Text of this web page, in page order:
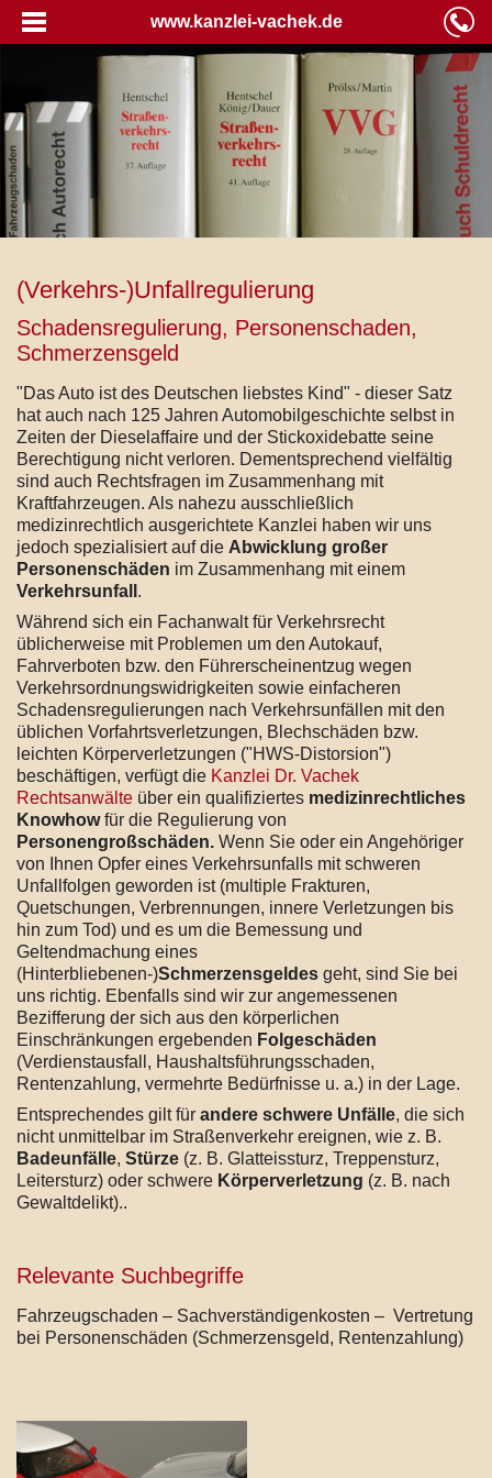
www.kanzlei-vachek.de
(Verkehrs-)Unfallregulierung
Schadensregulierung, Personenschaden,
Schmerzensgeld
"Das Auto ist des Deutschen liebstes Kind" - dieser Satz
hat auch nach 125 Jahren Automobilgeschichte selbst in
Zeiten der Dieselaffaire und der Stickoxidebatte seine
Berechtigung nicht verloren. Dementsprechend vielfältig
sind auch Rechtsfragen im Zusammenhang mit
Kraftfahrzeugen. Als nahezu ausschließlich
medizinrechtlich ausgerichtete Kanzlei haben wir uns
jedoch spezialisiert auf die Abwicklung großer
Personenschäden im Zusammenhang mit einem
Verkehrsunfall .
Während sich ein Fachanwalt für Verkehrsrecht
üblicherweise mit Problemen um den Autokauf,
Fahrverboten bzw. den Führerscheinentzug wegen
Verkehrsordnungswidrigkeiten sowie einfacheren
Schadensregulierungen nach Verkehrsunfällen mit den
üblichen Vorfahrtsverletzungen, Blechschäden bzw.
leichten Körperverletzungen ("HWS-Distorsion")
beschäftigen, verfügt die Kanzlei Dr. Vachek
Rechtsanwälte über ein qualifiziertes medizinrechtliches
Knowhowfür die Regulierung von
Personengroßschäden. Wenn Sie oder ein Angehöriger
von Ihnen Opfer eines Verkehrsunfalls mit schweren
Unfallfolgen geworden ist (multiple Frakturen,
Quetschungen, Verbrennungen, innere Verletzungen bis
hin zum Tod) und es um die Bemessung und
Geltendmachung eines
(Hinterbliebenen-)Schmerzensgeldes geht, sind Sie bei
uns richtig. Ebenfalls sind wir zur angemessenen
Bezifferung der sich aus den körperlichen
Einschränkungen ergebenden Folgeschäden
(Verdienstausfall, Haushaltsführungsschaden,
Rentenzahlung, vermehrte Bedürfnisse u. a.) in der Lage.
Entsprechendes gilt für andere schwere Unfälle, die sich
nicht unmittelbar im Straßenverkehr ereignen, wie z. B.
Badeunfälle, Stürze (z. B. Glatteissturz, Treppensturz,
Leitersturz) oder schwere Körperverletzung (z. B. nach
Gewaltdelikt)..
Relevante Suchbegriffe
Fahrzeugschaden – Sachverständigenkosten – Vertretung
bei Personenschäden (Schmerzensgeld, Rentenzahlung)